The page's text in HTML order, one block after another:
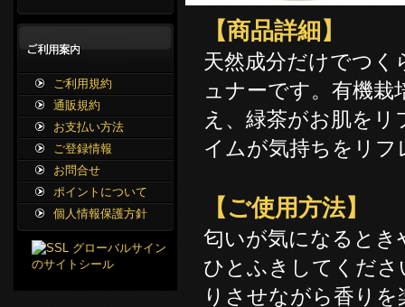
【商品詳細】
天然成分だけでつ
ュナーです。有機
え、緑茶がお肌を
イムが気持ちをリ
【ご使用方法】
匂いが気になると
ひとふきしてくだ
りさせながら香り
ご利用規約
通販規約
お支払い方法
ご登録情報
お問合せ
ポイントについて
個人情報保護方針